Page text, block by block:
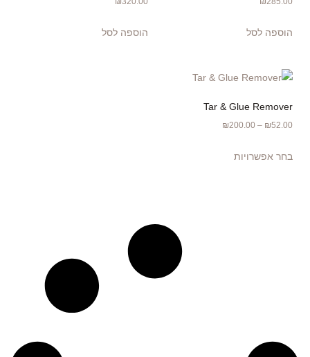
הוספה לסל הוספה לסל
Tar & Glue Remover
₪52.00
–
₪200.00
בחר אפשרויות